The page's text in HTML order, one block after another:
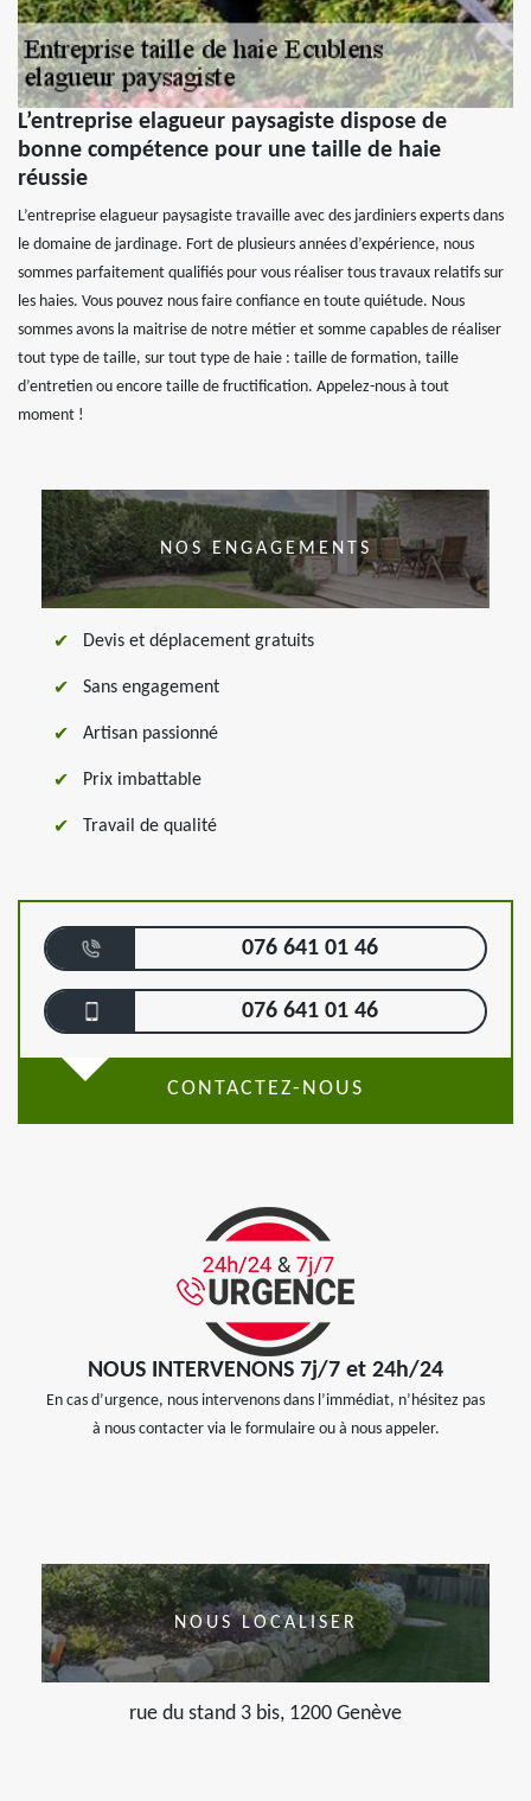
L’entreprise elagueur paysagiste dispose de
bonne compétence pour une taille de haie
réussie
L’entreprise elagueur paysagiste travaille avec des jardiniers experts dans
le domaine de jardinage. Fort de plusieurs années d’expérience, nous
sommes parfaitement qualifiés pour vous réaliser tous travaux relatifs sur
les haies. Vous pouvez nous faire confiance en toute quiétude. Nous
sommes avons la maitrise de notre métier et somme capables de réaliser
tout type de taille, sur tout type de haie : taille de formation, taille
d’entretien ou encore taille de fructification. Appelez-nous à tout
moment !
NOS ENGAGEMENTS
Devis et déplacement gratuits
Sans engagement
Artisan passionné
Prix imbattable
Travail de qualité
076 641 01 46
076 641 01 46
CONTACTEZ-NOUS
NOUS INTERVENONS 7j/7 et 24h/24
En cas d’urgence, nous intervenons dans l’immédiat, n’hésitez pas
à nous contacter via le formulaire ou à nous appeler.
NOUS LOCALISER
rue du stand 3 bis, 1200 Genève